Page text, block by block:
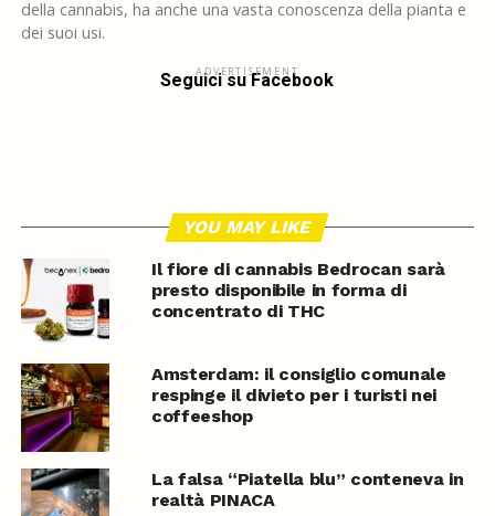
della cannabis, ha anche una vasta conoscenza della pianta e
dei suoi usi.
ADVERTISEMENT
Seguici su Facebook
YOU MAY LIKE
Il fiore di cannabis Bedrocan sarà
presto disponibile in forma di
concentrato di THC
Amsterdam: il consiglio comunale
respinge il divieto per i turisti nei
coffeeshop
La falsa “Piatella blu” conteneva in
realtà PINACA